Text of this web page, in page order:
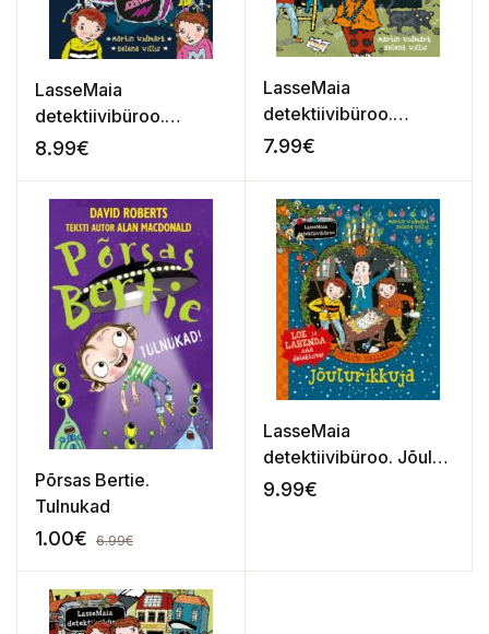
LasseMaia
detektiivibüroo.
Muusikamõistatus
8.99€
LasseMaia
detektiivibüroo.
Detektiivimõistatus
7.99€
Põrsas Bertie.
Tulnukad
1.00€ 6.99€
LasseMaia
detektiivibüroo. Jõulud
Vallebys. Jõulurikkuja
9.99€